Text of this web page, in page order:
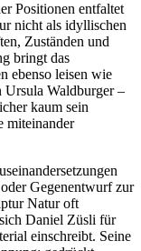
Positionen entfaltet
nicht als idyllischen
Zuständen und
bringt das
ebenso leisen wie
Waldburger –
kaum sein
miteinander
Gegenentwurf zur
Natur oft
Daniel Züsli für
einschreibt. Seine